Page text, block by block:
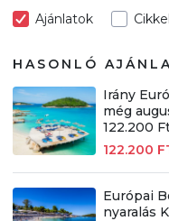
Ajánlatok
HASONLÓ
Irány
még
122.200
122.200
Európai
nyaralás